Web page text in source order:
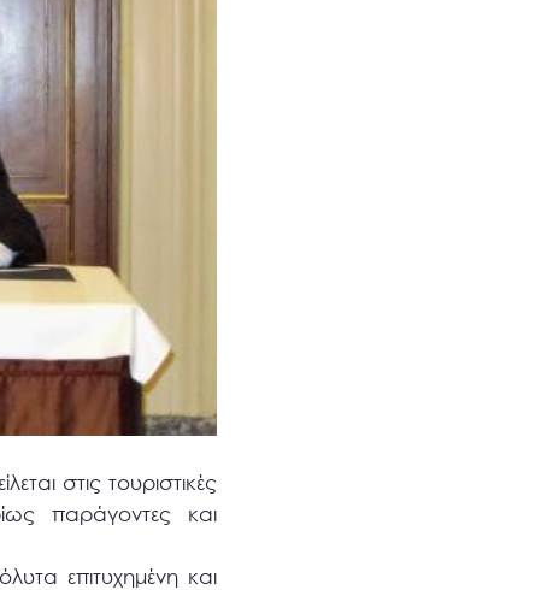
στις τουριστικές
παράγοντες και
επιτυχημένη και